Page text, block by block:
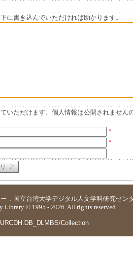
に書き込んでいただければ助かります。
いただけます。個人情報は公開されません
*
*
． 国立台湾大学デジタル人文学科研究セン
Library © 1995 - 2026. All rights reserved
Collection